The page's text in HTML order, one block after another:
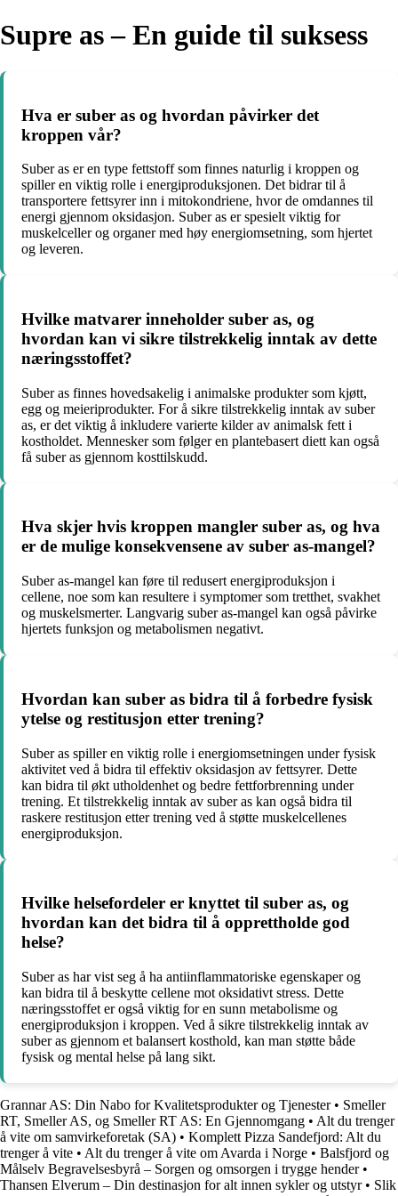
Supre as – En guide til suksess
Hva er suber as og hvordan påvirker det
kroppen vår?
Suber as er en type fettstoff som finnes naturlig i kroppen og
spiller en viktig rolle i energiproduksjonen. Det bidrar til å
transportere fettsyrer inn i mitokondriene, hvor de omdannes til
energi gjennom oksidasjon. Suber as er spesielt viktig for
muskelceller og organer med høy energiomsetning, som hjertet
og leveren.
Hvilke matvarer inneholder suber as, og
hvordan kan vi sikre tilstrekkelig inntak av dette
næringsstoffet?
Suber as finnes hovedsakelig i animalske produkter som kjøtt,
egg og meieriprodukter. For å sikre tilstrekkelig inntak av suber
as, er det viktig å inkludere varierte kilder av animalsk fett i
kostholdet. Mennesker som følger en plantebasert diett kan også
få suber as gjennom kosttilskudd.
Hva skjer hvis kroppen mangler suber as, og hva
er de mulige konsekvensene av suber as-mangel?
Suber as-mangel kan føre til redusert energiproduksjon i
cellene, noe som kan resultere i symptomer som tretthet, svakhet
og muskelsmerter. Langvarig suber as-mangel kan også påvirke
hjertets funksjon og metabolismen negativt.
Hvordan kan suber as bidra til å forbedre fysisk
ytelse og restitusjon etter trening?
Suber as spiller en viktig rolle i energiomsetningen under fysisk
aktivitet ved å bidra til effektiv oksidasjon av fettsyrer. Dette
kan bidra til økt utholdenhet og bedre fettforbrenning under
trening. Et tilstrekkelig inntak av suber as kan også bidra til
raskere restitusjon etter trening ved å støtte muskelcellenes
energiproduksjon.
Hvilke helsefordeler er knyttet til suber as, og
hvordan kan det bidra til å opprettholde god
helse?
Suber as har vist seg å ha antiinflammatoriske egenskaper og
kan bidra til å beskytte cellene mot oksidativt stress. Dette
næringsstoffet er også viktig for en sunn metabolisme og
energiproduksjon i kroppen. Ved å sikre tilstrekkelig inntak av
suber as gjennom et balansert kosthold, kan man støtte både
fysisk og mental helse på lang sikt.
Grannar AS: Din Nabo for Kvalitetsprodukter og Tjenester• Smeller
RT, Smeller AS, og Smeller RT AS: En Gjennomgang • Alt du trenger
å vite om samvirkeforetak (SA) • Komplett Pizza Sandefjord: Alt du
trenger å vite • Alt du trenger å vite om Avarda i Norge • Balsfjord og
Målselv Begravelsesbyrå – Sorgen og omsorgen i trygge hender•
Thansen Elverum – Din destinasjon for alt innen sykler og utstyr• Slik